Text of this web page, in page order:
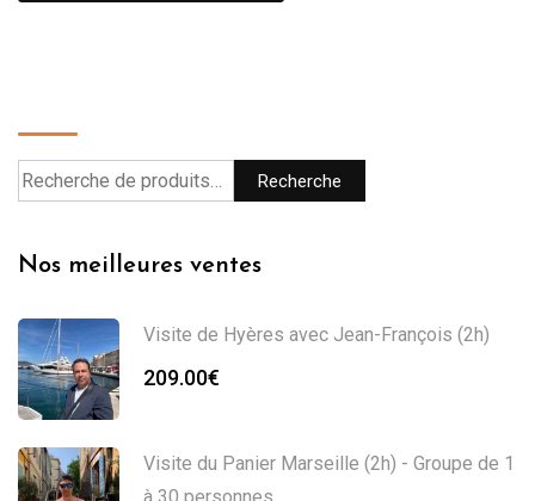
Recherche
Nos meilleures ventes
Visite de Hyères avec Jean-François (2h)
209.00€
Visite du Panier Marseille (2h) - Groupe de 1